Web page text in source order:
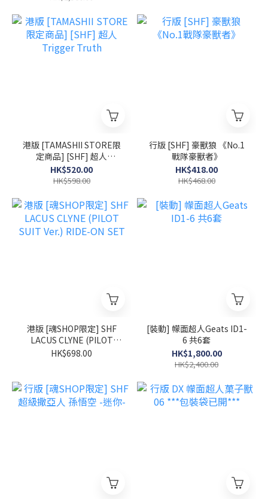
港版 [TAMASHII STORE限
定商品] [SHF] 超人
Trigger Truth
HK$520.00
HK$598.00
行版 [SHF] 豪獸狼 《No.1
戰隊豪獸者》
HK$418.00
HK$468.00
港版 [魂SHOP限定] SHF
LACUS CLYNE (PILOT
SUIT Ver.) RIDE-ON SET
HK$698.00
[裝動] 幪面超人Geats ID1-
6 共6套
HK$1,800.00
HK$2,400.00